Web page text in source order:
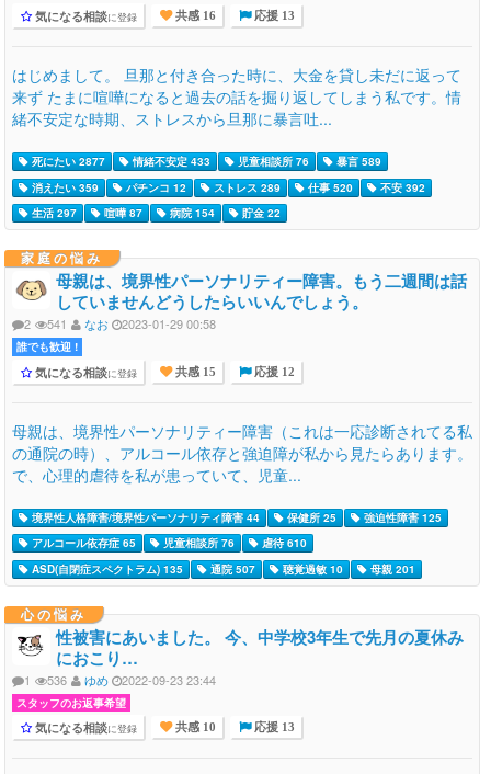
気になる相談に登録 共感 16 応援 13
はじめまして。 旦那と付き合った時に、大金を貸し未だに返って
来ず たまに喧嘩になると過去の話を掘り返してしまう私です。情
緒不安定な時期、ストレスから旦那に暴言吐...
死にたい 2877 情緒不安定 433 児童相談所 76
暴言 589
消えたい 359
パチンコ 12 ストレス 289 仕事 520
不安 392
生活 297
喧嘩 87 病院 154 貯金 22
家庭の悩み
母親は、境界性パーソナリティー障害。もう二週間は話
していませんどうしたらいいんでしょう。
2 541 なお 2023-01-29 00:58
誰でも歓迎 !
気になる相談に登録 共感 15 応援 12
母親は、境界性パーソナリティー障害（これは一応診断されてる私
の通院の時）、アルコール依存と強迫障が私から見たらあります。
で、心理的虐待を私が患っていて、児童...
境界性人格障害/境界性パーソナリティ障害 44 保健所 25
強迫性障害 125
アルコール依存症 65
児童相談所 76
虐待 610
ASD(自閉症スペクトラム) 135
通院 507 聴覚過敏 10 母親 201
心の悩み
性被害にあいました。 今、中学校3年生で先月の夏休み
におこり…
1 536 ゆめ 2022-09-23 23:44
スタッフのお返事希望
気になる相談に登録 共感 10 応援 13